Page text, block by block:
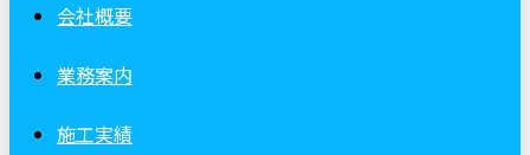
会社概要
業務案内
施工実績